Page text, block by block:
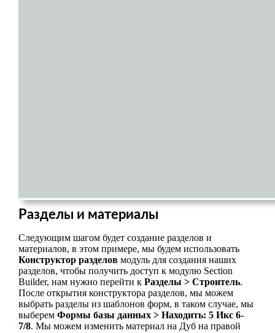
Разделы и материалы
Следующим шагом будет создание разделов и
материалов, в этом примере, мы будем использовать
Конструктор разделовмодуль для создания наших
разделов, чтобы получить доступ к модулю Section
Builder, нам нужно перейти к Разделы > Строитель.
После открытия конструктора разделов, мы можем
выбрать разделы из шаблонов форм, в таком случае, мы
выберем Формы базы данных > Находить: 5 Икс 6-
7/8. Мы можем изменить материал на Дуб на правой